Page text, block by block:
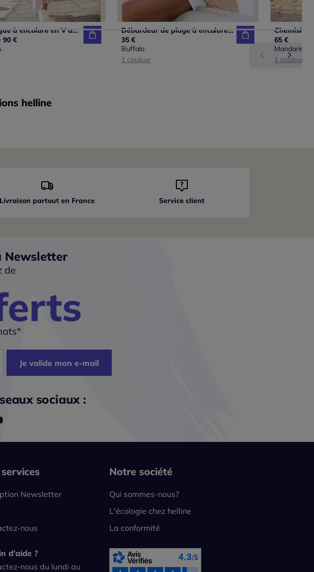
Robe longue à encolure en V avec manches bouffantes et empiècement smocké
90 €
Débardeur de plage à encolure en V avec larges bretelles et imprimé unique
35 €
Buffalo
1 couleur
65 €
Mandarin
1 couleur
helline
Livraison partouten France Service client
Newsletter
de
Je valide mon e-mail
sociaux :
Newsletter
nous
d'aide ?
nous du lundi au
Notre société
Qui sommes-nous?
L'écologie chez helline
La conformité